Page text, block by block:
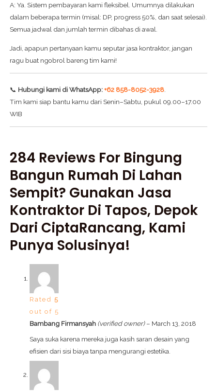
A: Ya. Sistem pembayaran kami fleksibel. Umumnya dilakukan
dalam beberapa termin (misal: DP, progress 50%, dan saat selesai).
Semua jadwal dan jumlah termin dibahas di awal.
Jadi, apapun pertanyaan kamu seputar jasa kontraktor, jangan
ragu buat ngobrol bareng tim kami!
📞 Hubungi kami di WhatsApp:+62 858-8052-3928
Tim kami siap bantu kamu dari Senin–Sabtu, pukul 09.00–17.00
WIB
284 Reviews For Bingung
Bangun Rumah Di Lahan
Sempit? Gunakan Jasa
Kontraktor Di Tapos, Depok
Dari CiptaRancang, Kami
Punya Solusinya!
Rated5
out of 5
Bambang Firmansyah (verified owner) – March 13, 2018
Saya suka karena mereka juga kasih saran desain yang
efisien dari sisi biaya tanpa mengurangi estetika.